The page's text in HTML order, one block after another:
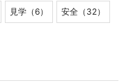
見学（6） 安全（32）